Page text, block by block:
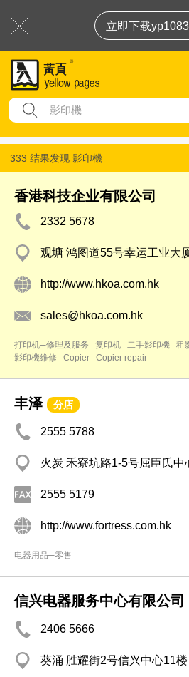
立即下载
333 结果发现 影印機
香港科技企业有限公司
2332 5678
观塘 鸿图道55号幸运工业大
http://www.hkoa.com.hk
sales@hkoa.com.hk
打印机─修理及服务 复印机 二手影印機 租
影印機維修
Copier Copier repair
丰泽 分店
2555 5788
火炭 禾寮坑路1-5号屈臣氏
2555 5179
http://www.fortress.com.hk
电器用品─零售
信兴电器服务中心有限公司
2406 5666
葵涌 胜耀街2号信兴中心11楼